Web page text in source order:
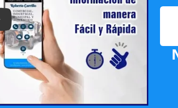
Keynote (Google I/O '18)